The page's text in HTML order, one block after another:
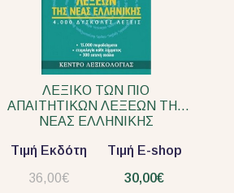
ΛΕΞΙΚΟ ΤΩΝ ΠΙΟ
ΑΠΑΙΤΗΤΙΚΩΝ ΛΕΞΕΩΝ ΤΗΣ
ΝΕΑΣ ΕΛΛΗΝΙΚΗΣ
Τιμή Εκδότη
36,00€
Τιμή E-shop
30,00€